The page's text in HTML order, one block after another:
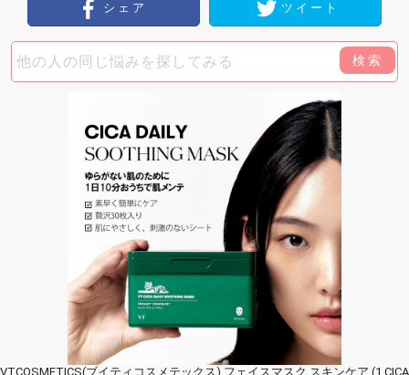
シェア ツイート
検索
VTCOSMETICS(ブイティコスメテックス) フェイスマスク スキンケア (1.CICA